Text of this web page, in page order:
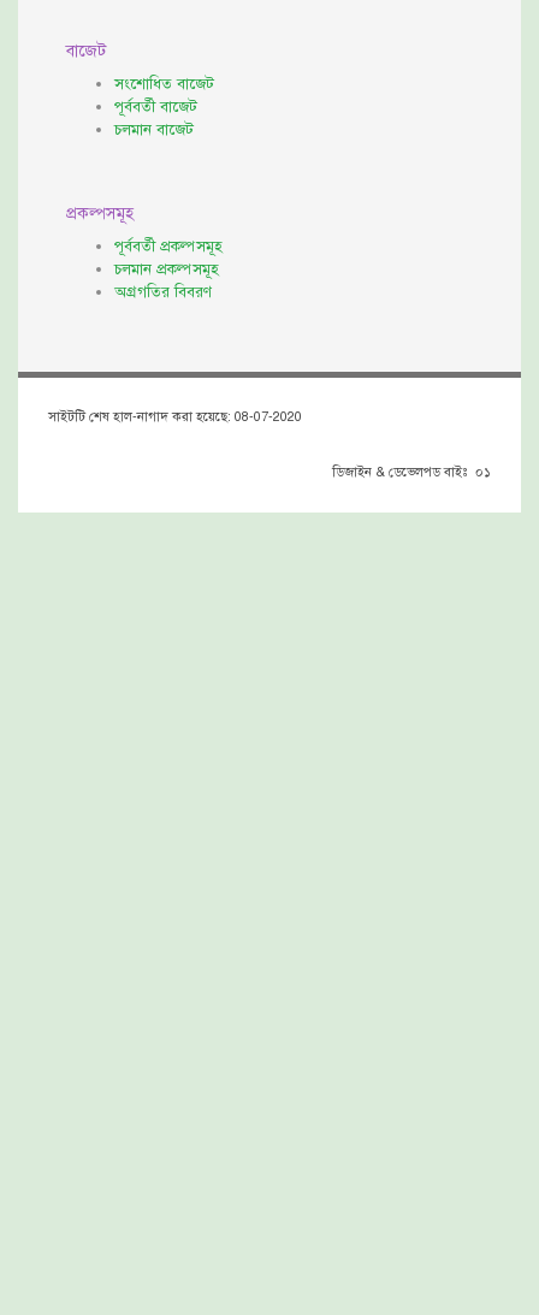
বাজেট
সংশোধিত বাজেট
পূর্ববর্তী বাজেট
চলমান বাজেট
প্রকল্পসমূহ
পূর্ববর্তী প্রকল্পসমূহ
চলমান প্রকল্পসমূহ
অগ্রগতির বিবরণ
সাইটটি শেষ হাল-নাগাদ করা হয়েছে: 08-07-2020
ডিজাইন & ডেভেলপড বাইঃ ০১